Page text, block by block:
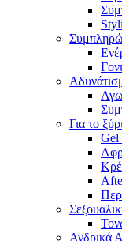
Για το
Gel
Ανδρικά